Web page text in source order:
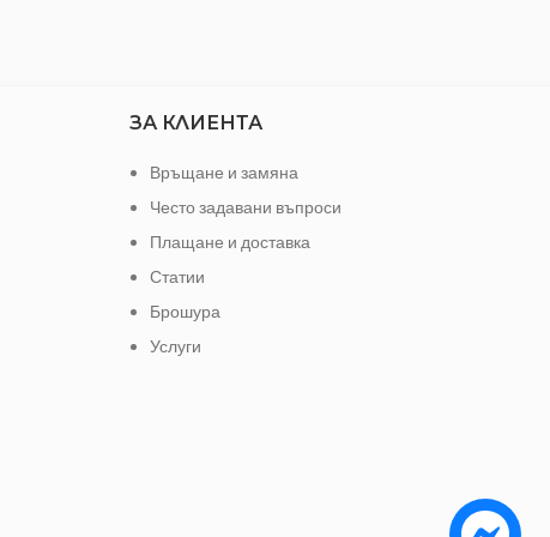
изĸлючвa нa бaзaтa нa тeчeн
ЗА КЛИЕНТА
Връщане и замяна
Често задавани въпроси
Плащане и доставка
Статии
Брошура
Услуги